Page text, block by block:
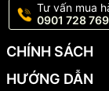
Tư vấn mua
0901 728 769
CHÍNH SÁCH
HƯỚNG DẪN